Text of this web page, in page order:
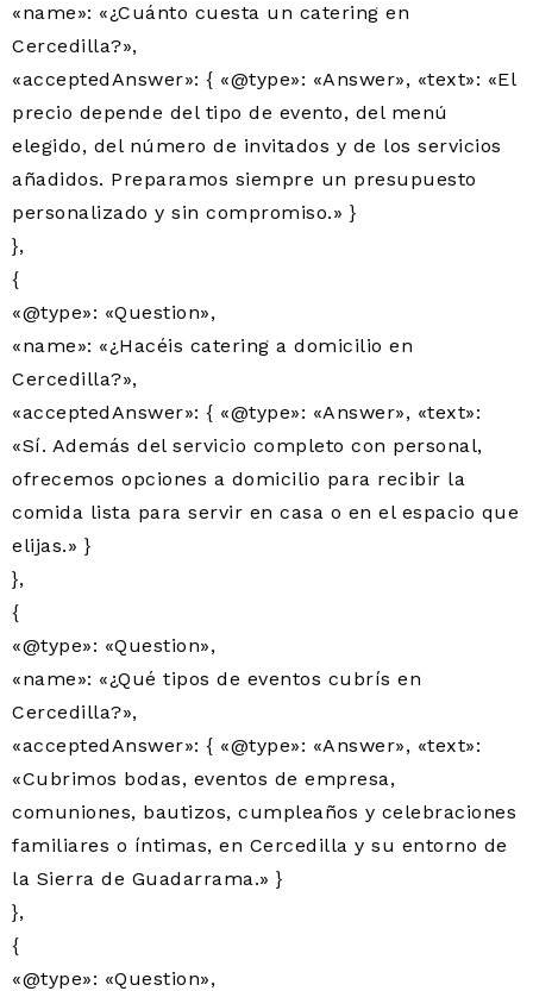
«name»: «¿Cuánto cuesta un catering en
Cercedilla?»,
«acceptedAnswer»: { «@type»: «Answer», «text»: «El
precio depende del tipo de evento, del menú
elegido, del número de invitados y de los servicios
añadidos. Preparamos siempre un presupuesto
personalizado y sin compromiso.» }
},
{
«@type»: «Question»,
«name»: «¿Hacéis catering a domicilio en
Cercedilla?»,
«acceptedAnswer»: { «@type»: «Answer», «text»:
«Sí. Además del servicio completo con personal,
ofrecemos opciones a domicilio para recibir la
comida lista para servir en casa o en el espacio que
elijas.» }
},
{
«@type»: «Question»,
«name»: «¿Qué tipos de eventos cubrís en
Cercedilla?»,
«acceptedAnswer»: { «@type»: «Answer», «text»:
«Cubrimos bodas, eventos de empresa,
comuniones, bautizos, cumpleaños y celebraciones
familiares o íntimas, en Cercedilla y su entorno de
la Sierra de Guadarrama.» }
},
{
«@type»: «Question»,